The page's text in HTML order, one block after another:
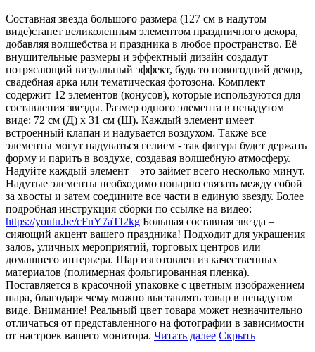
Составная звезда большого размера (127 см в надутом
виде)станет великолепным элементом праздничного декора,
добавляя волшебства и праздника в любое пространство. Её
внушительные размеры и эффектный дизайн создадут
потрясающий визуальный эффект, будь то новогодний декор,
свадебная арка или тематическая фотозона. Комплект
содержит 12 элементов (конусов), которые используются для
составления звезды. Размер одного элемента в ненадутом
виде: 72 см (Д) х 31 см (Ш). Каждый элемент имеет
встроенный клапан и надувается воздухом. Также все
элементы могут надуваться гелием - так фигура будет держать
форму и парить в воздухе, создавая волшебную атмосферу.
Надуйте каждый элемент – это займет всего несколько минут.
Надутые элементы необходимо попарно связать между собой
за хвосты и затем соедините все части в единую звезду. Более
подробная инструкция сборки по ссылке на видео:
https://youtu.be/cFnY7aTI2kg Большая составная звезда –
сияющий акцент вашего праздника! Подходит для украшения
залов, уличных мероприятий, торговых центров или
домашнего интерьера. Шар изготовлен из качественных
материалов (полимерная фольгированная пленка).
Поставляется в красочной упаковке с цветным изображением
шара, благодаря чему можно выставлять товар в ненадутом
виде. Внимание! Реальный цвет товара может незначительно
отличаться от представленного на фотографии в зависимости
от настроек вашего монитора. Читать далее Скрыть